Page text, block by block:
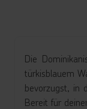
Die
türkisblauem
bevorzugst, in
Bereit für